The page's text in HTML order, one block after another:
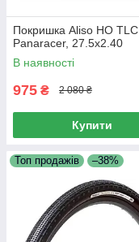
Покришка Aliso HO TLC
Panaracer, 27.5x2.40
В наявності
975 ₴ 2 080 ₴
Купити
Топ продажів –38%